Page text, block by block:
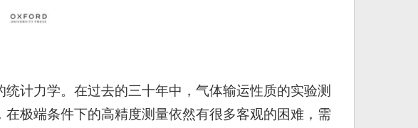
计力学。在过去的三十年中，气体输运性质的实验测
极端条件下的高精度测量依然有很多客观的困难，需